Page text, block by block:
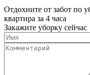
Отдохните от забот по
квартира за 4 часа
Закажите уборку сейчас